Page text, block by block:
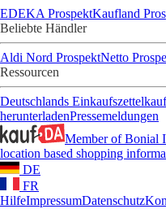
EDEKA ProspektKaufland
Beliebte Händler
Aldi Nord ProspektNetto
Ressourcen
Deutschlands Einkaufszettel
herunterladenPressemeldungen
Member of Bonial
location based shopping
DE
FR
HilfeImpressumDatenschutz